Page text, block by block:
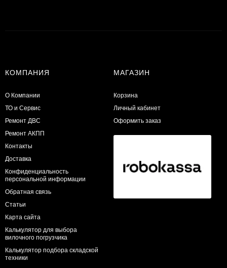
КОМПАНИЯ
О Компании
ТО и Сервис
​Ремонт ДВС
Ремонт АКПП
Контакты
Доставка
Конфиденциальность
персональной информации
Обратная связь
Статьи
Карта сайта
Калькулятор для выбора
вилочного погрузчика
Калькулятор подбора складской
техники
МАГАЗИН
Корзина
Личный кабинет
Оформить заказ